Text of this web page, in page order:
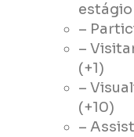
–
–
(+1)
–
(+10)
–